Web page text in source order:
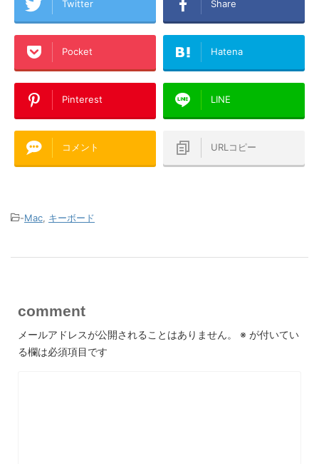
Twitter Share
Pocket Hatena
Pinterest LINE
コメント URLコピー
-Mac キーボード
comment
メールアドレスが公開されることはありません。 ※ が付いてい
る欄は必須項目です